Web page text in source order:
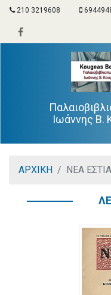
210 3219608
Ιωάννης Β.
ΑΡΧΙΚΗ ΝΕΑ